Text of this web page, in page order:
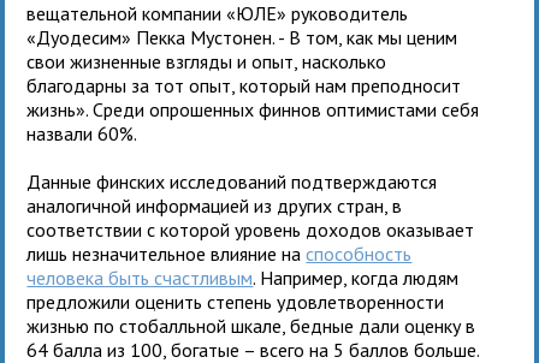
вещательной компании «ЮЛЕ» руководитель
«Дуодесим» Пекка Мустонен. - В том, как мы ценим
свои жизненные взгляды и опыт, насколько
благодарны за тот опыт, который нам преподносит
жизнь». Среди опрошенных финнов оптимистами себя
назвали 60%.
Данные финских исследований подтверждаются
аналогичной информацией из других стран, в
соответствии с которой уровень доходов оказывает
лишь незначительное влияние наспособность
человека быть счастливым. Например, когда людям
предложили оценить степень удовлетворенности
жизнью по стобалльной шкале, бедные дали оценку в
64 балла из 100, богатые – всего на 5 баллов больше.